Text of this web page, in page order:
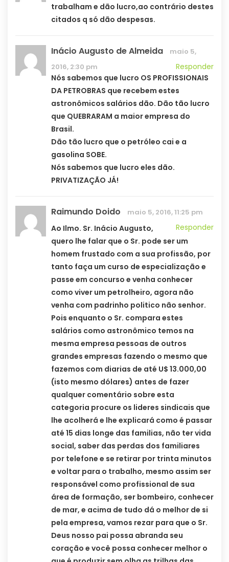
trabalham e dão lucro,ao contrário destes
citados q só dão despesas.
Inácio Augusto de Almeida
maio 5,
2016, 2:30 pm
Responder
Nós sabemos que lucro OS PROFISSIONAIS
DA PETROBRAS que recebem estes
astronômicos salários dão. Dão tão lucro
que QUEBRARAM a maior empresa do
Brasil.
Dão tão lucro que o petróleo cai e a
gasolina SOBE.
Nós sabemos que lucro eles dão.
PRIVATIZAÇÃO JÁ!
Raimundo Doido maio 5, 2016, 11:25 pm
Responder
Ao Ilmo. Sr. Inácio Augusto,
quero lhe falar que o Sr. pode ser um
homem frustado com a sua profissão, por
tanto faça um curso de especialização e
passe em concurso e venha conhecer
como viver um petrolheiro, agora não
venha com padrinho politico não senhor.
Pois enquanto o Sr. compara estes
salários como astronômico temos na
mesma empresa pessoas de outros
grandes empresas fazendo o mesmo que
fazemos com diarias de até U$ 13.000,00
(isto mesmo dólares) antes de fazer
qualquer comentário sobre esta
categoria procure os lideres sindicais que
lhe acolherá e lhe explicará como é passar
até 15 dias longe das familias, não ter vida
social, saber das perdas dos familiares
por telefone e se retirar por trinta minutos
e voltar para o trabalho, mesmo assim ser
responsável como profissional de sua
área de formação, ser bombeiro, conhecer
de mar, e acima de tudo dá o melhor de si
pela empresa, vamos rezar para que o Sr.
Deus nosso pai possa abranda seu
coração e você possa conhecer melhor o